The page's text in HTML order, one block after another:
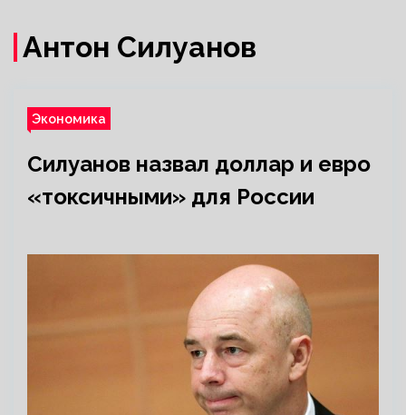
Антон Силуанов
Экономика
Силуанов назвал доллар и евро
«токсичными» для России